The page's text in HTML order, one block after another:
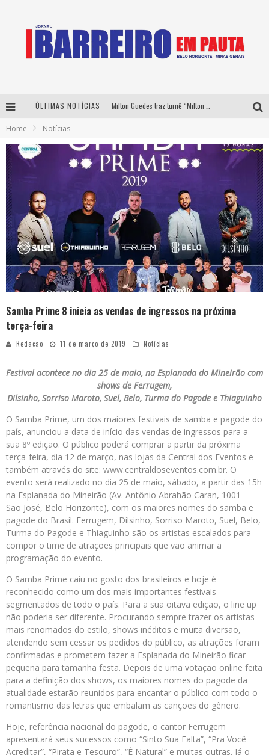
ÚLTIMAS NOTÍCIAS
Home Notícias
Samba Prime 8 inicia as vendas de ingressos na próxima
terça-feira
Redacao 11 de março de 2019 Notícias
Festival acontece no dia 25 de maio, na Esplanada do Mineirão com
shows de Ferrugem,
Dilsinho, Sorriso Maroto, Suel, Belo, Turma do Pagode e Thiaguinho
O Samba Prime, um dos maiores festivais de samba e pagode do
país, anunciou a data de início das vendas de ingressos para a
sua 8º edição. O público poderá comprar a partir da próxima
terça-feira, dia 12 de março, nas lojas da Central dos Eventos e
também através do site: www.centraldoseventos.com.br. O
evento será realizado no dia 25 de maio, sábado, a partir das 15h
na Esplanada do Mineirão (Av. Antônio Abrahão Caran, 1001 –
São José, Belo Horizonte), com os maiores nomes do samba e
pagode do Brasil. Ferrugem, Dilsinho, Sorriso Maroto, Suel, Belo,
Turma do Pagode e Thiaguinho são os artistas escalados para
compor o time de atrações principais que vão animar a
programação do evento.
O Samba Prime caiu no gosto dos brasileiros e hoje é
reconhecido como um dos mais importantes festivais
segmentados de todo o país. Para a sua oitava edição, o line up
não poderia ser diferente. Procurando sempre trazer os artistas
mais renomados do estilo, shows inéditos e muita diversão,
atendendo sem cessar os pedidos do público, as atrações foram
confirmadas e prometem fazer a Esplanada do Mineirão ficar
pequena para tamanha festa. Depois de uma votação online feita
para a definição dos shows, os maiores nomes do pagode da
atualidade estarão reunidos para encantar o público com todo o
romantismo das letras que embalam as canções do gênero.
Hoje, referência nacional do pagode, o cantor Ferrugem
apresentará seus sucessos como “Sinto Sua Falta”, “Pra Você
Acreditar”, “Pirata e Tesouro”, “É Natural” e muitas outras. Já o